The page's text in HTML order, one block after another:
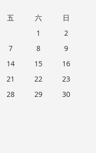
五 六
日
1
2
7 8
9
14 15
16
21 22
23
28 29
30